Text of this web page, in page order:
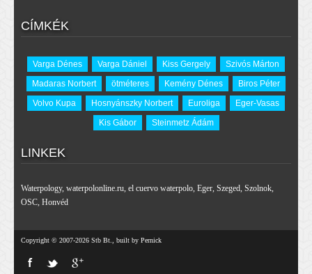
CÍMKÉK
Varga Dénes Varga Dániel Kiss Gergely
Szivós Márton
Madaras Norbert
ötméteres Kemény Dénes
Biros Péter
Volvo Kupa
Hosnyánszky Norbert Euroliga
Eger-Vasas
Kis Gábor
Steinmetz Ádám
LINKEK
Waterpology, waterpolonline.ru, el cuervo waterpolo, Eger, Szeged, Szolnok,
OSC, Honvéd
Copyright © 2007-2026 Stb Bt., built by Pernick